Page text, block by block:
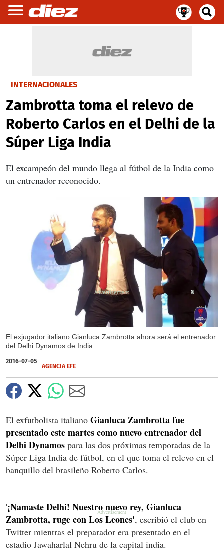
INTERNACIONALES
Zambrotta toma el relevo de
Roberto Carlos en el Delhi de la
Súper Liga India
El excampeón del mundo llega al fútbol de la India como
un entrenador reconocido.
El exjugador italiano Gianluca Zambrotta ahora será el entrenador
del Delhi Dynamos de India.
X
X
2016-07-05
AGENCIA EFE
El exfutbolista italiano Gianluca Zambrotta fue
presentado este martes como nuevo entrenador del
Delhi Dynamos para las dos próximas temporadas de la
Súper Liga India de fútbol, en el que toma el relevo en el
banquillo del brasileño Roberto Carlos.
'¡Namaste Delhi! Nuestro nuevo rey, Gianluca
Zambrotta, ruge con Los Leones', escribió el club en
Twitter mientras el preparador era presentado en el
estadio Jawaharlal Nehru de la capital india.